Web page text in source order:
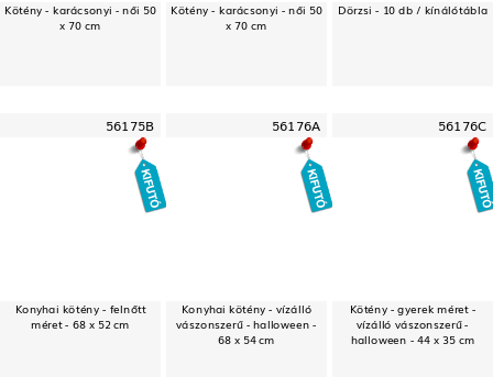
Kötény - karácsonyi - női 50
x 70 cm
Kötény - karácsonyi - női 50
x 70 cm
Dörzsi - 10 db / kínálótábla
56175B
Konyhai kötény - felnőtt
méret - 68 x 52 cm
56176A
Konyhai kötény - vízálló
vászonszerű - halloween -
68 x 54 cm
56176C
Kötény - gyerek méret -
vízálló vászonszerű -
halloween - 44 x 35 cm